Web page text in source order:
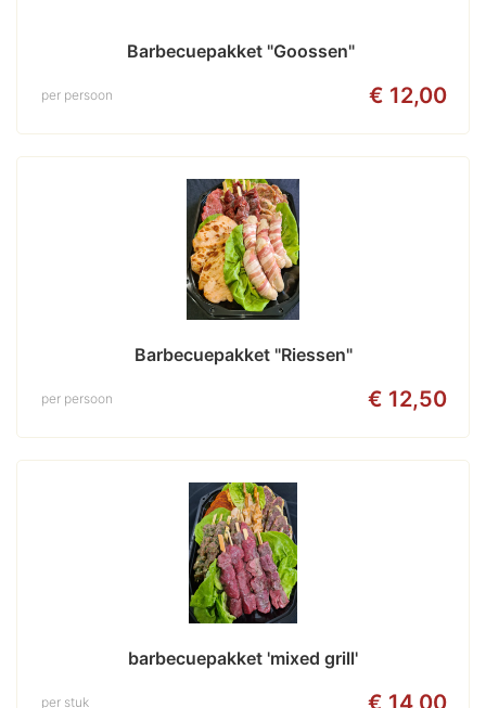
Barbecuepakket "Goossen"
€ 12,00
per persoon
Barbecuepakket "Riessen"
€ 12,50
per persoon
barbecuepakket 'mixed grill'
€ 14,00
per stuk